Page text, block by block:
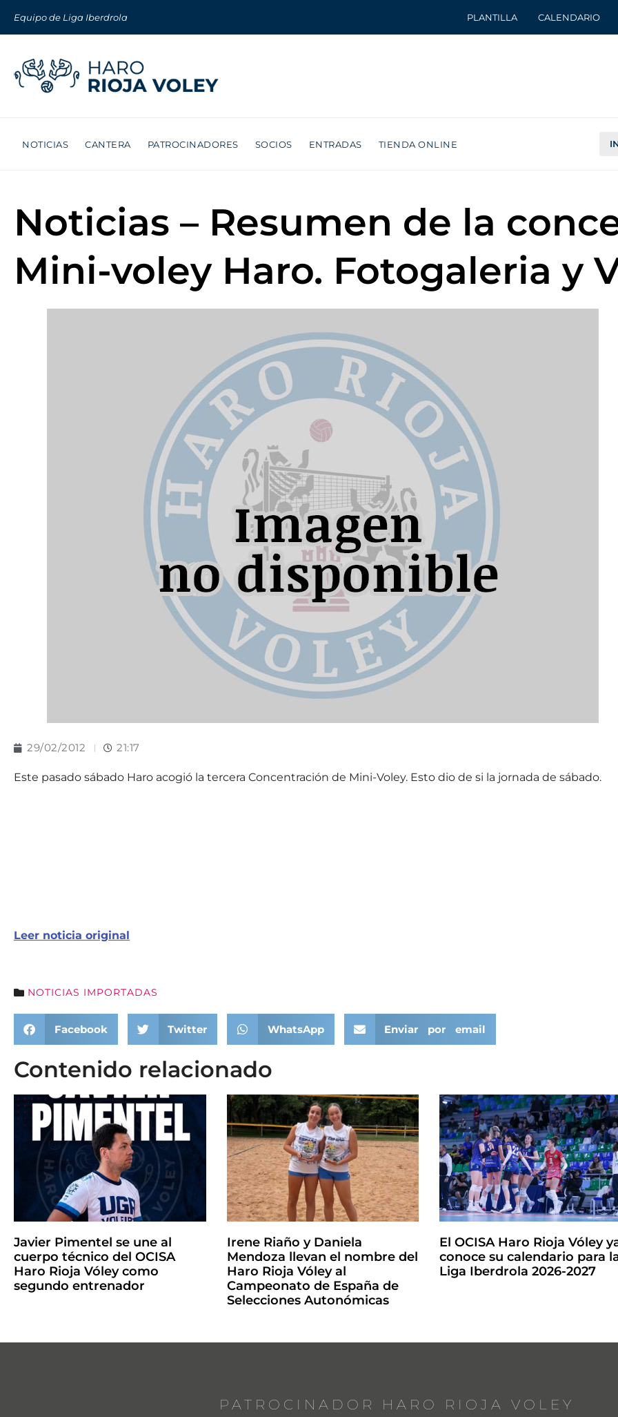
Equipo de Liga Iberdrola PLANTILLA CALENDARIO
NOTICIAS CANTERA PATROCINADORES SOCIOS ENTRADAS TIENDA ONLINE
Noticias – Resumen de la
Mini-voley Haro. Fotogaleria y
29/02/2012 21:17
Este pasado sábado Haro acogió la tercera Concentración de Mini-Voley. Esto dio de si la jornada de sábado.
Leer noticia original
NOTICIAS IMPORTADAS
Facebook Twitter WhatsApp Enviar por email
Contenido relacionado
Javier Pimentel se une al
cuerpo técnico del OCISA
Haro Rioja Vóley como
segundo entrenador
Irene Riaño y Daniela
Mendoza llevan el nombre del
Haro Rioja Vóley al
Campeonato de España de
Selecciones Autonómicas
El OCISA Haro Rioja Vóley
conoce su calendario para
Liga Iberdrola 2026-2027
PATROCINADOR HARO RIOJA VOLEY